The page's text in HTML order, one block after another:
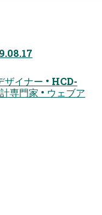
イナー • HCD-
専門家 • ウェブア